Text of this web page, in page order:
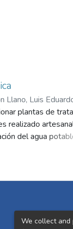
Llano, Luis
plantas de
realizado
del agua
el agua
motivo, un
una
potable
We collect and